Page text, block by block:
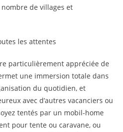
de villages et
les attentes
particulièrement appréciée de
une immersion totale dans
du quotidien, et
avec d’autres vacanciers ou
tentés par un mobil-home
pour tente ou caravane, ou